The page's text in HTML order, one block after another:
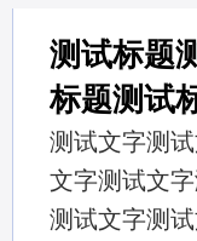
测试标题
标题测试
测试文字测
文字测试文
测试文字测